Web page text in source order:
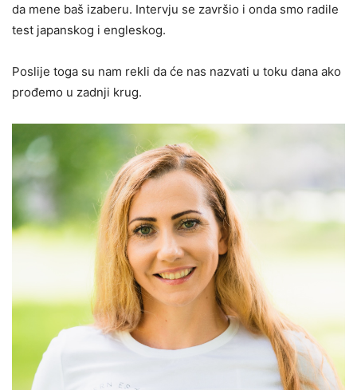
da mene baš izaberu. Intervju se završio i onda smo radile
test japanskog i engleskog.
Poslije toga su nam rekli da će nas nazvati u toku dana ako
prođemo u zadnji krug.